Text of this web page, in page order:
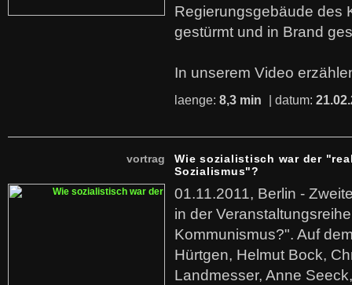
Regierungsgebäude des
gestürmt und in Brand
In unserem Video
laenge: 8,3 min | datum:
vortrag
Wie sozialistisch war der
Sozialismus"?
01.11.2011, Berlin -
in der
Kommunismus?". Auf
Hürtgen, Helmut Bock,
Landmesser, Anne